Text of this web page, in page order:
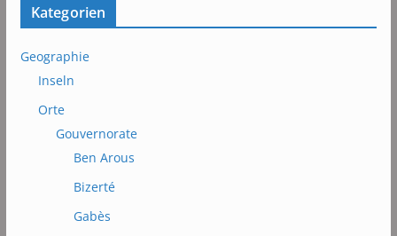
Kategorien
Geographie
Inseln
Orte
Gouvernorate
Ben Arous
Bizerté
Gabès